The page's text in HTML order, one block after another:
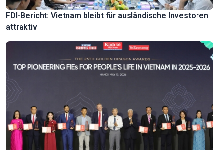
FDI-Bericht: Vietnam bleibt für ausländische Investoren
attraktiv